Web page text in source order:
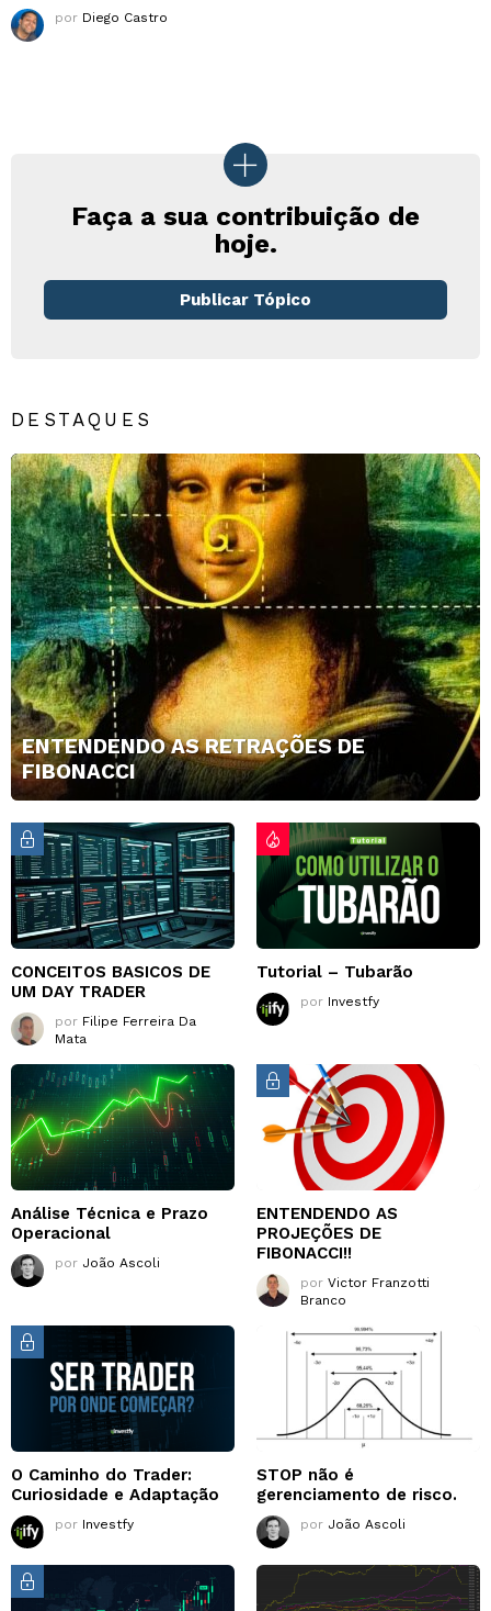
por Diego Castro
Faça a sua contribuição de
hoje.
Publicar Tópico
DESTAQUES
ENTENDENDO AS RETRAÇÕES DE
FIBONACCI
CONCEITOS BASICOS DE
UM DAY TRADER
por Filipe Ferreira Da
Mata
Tutorial – Tubarão
por Investfy
Análise Técnica e Prazo
Operacional
por João Ascoli
ENTENDENDO AS
PROJEÇÕES DE
FIBONACCI!!
por Victor Franzotti
Branco
O Caminho do Trader:
Curiosidade e Adaptação
por Investfy
STOP não é
gerenciamento de risco.
por João Ascoli